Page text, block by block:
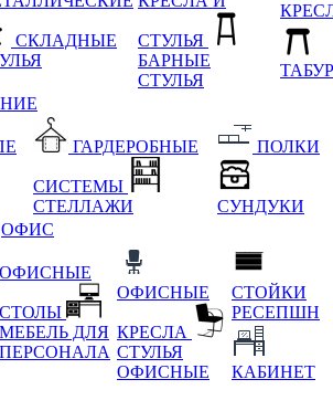
СКЛАДНЫЕ
СТУЛЬЯ
БАРНЫЕ
СТУЛЬЯ
ГАРДЕРОБНЫЕ
СИСТЕМЫ
СТЕЛЛАЖИ
ПОЛКИ
СУНДУКИ
ОФИС
ОФИСНЫЕ
СТОЛЫ
МЕБЕЛЬ ДЛЯ
ПЕРСОНАЛА
ОФИСНЫЕ
КРЕСЛА
СТУЛЬЯ
ОФИСНЫЕ
СТОЙКИ
РЕСЕПШН
КАБИНЕТ